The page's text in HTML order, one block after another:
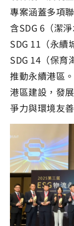
專案涵蓋多項
含SDG 6（潔
SDG 11（永續
SDG 14（保育
推動永續港區
港區建設，發
爭力與環境友